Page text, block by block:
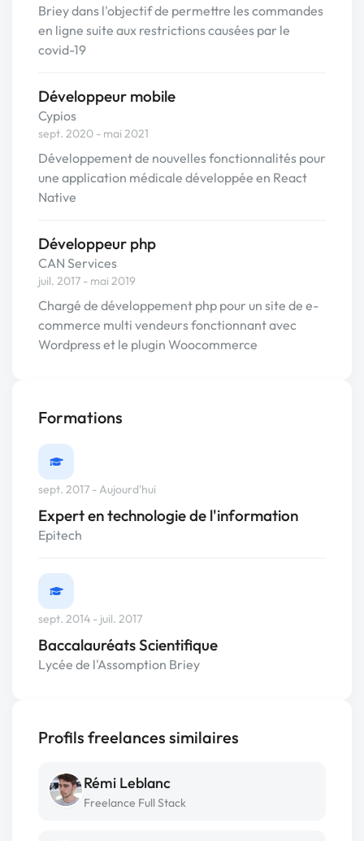
Briey dans l'objectif de permettre les commandes
en ligne suite aux restrictions causées par le
covid-19
Développeur mobile
Cypios
sept. 2020 - mai 2021
Développement de nouvelles fonctionnalités pour
une application médicale développée en React
Native
Développeur php
CAN Services
juil. 2017 - mai 2019
Chargé de développement php pour un site de e-
commerce multi vendeurs fonctionnant avec
Wordpress et le plugin Woocommerce
Formations
sept. 2017 - Aujourd'hui
Expert en technologie de l'information
Epitech
sept. 2014 - juil. 2017
Baccalauréats Scientifique
Lycée de l'Assomption Briey
Profils freelances similaires
Rémi Leblanc
Freelance Full Stack